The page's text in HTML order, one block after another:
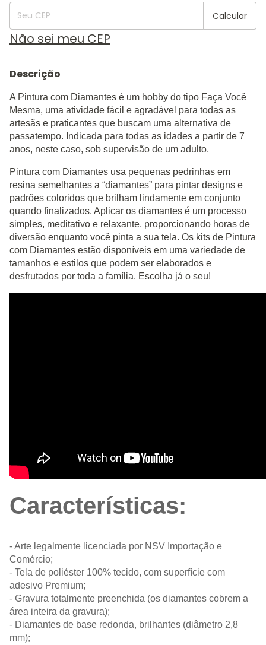
Calcular
Não sei meu CEP
Descrição
A Pintura com Diamantes é um hobby do tipo Faça Você
Mesma, uma atividade fácil e agradável para todas as
artesãs e praticantes que buscam uma alternativa de
passatempo. Indicada para todas as idades a partir de 7
anos, neste caso, sob supervisão de um adulto.
Pintura com Diamantes usa pequenas pedrinhas em
resina semelhantes a “diamantes” para pintar designs e
padrões coloridos que brilham lindamente em conjunto
quando finalizados. Aplicar os diamantes é um processo
simples, meditativo e relaxante, proporcionando horas de
diversão enquanto você pinta a sua tela. Os kits de Pintura
com Diamantes estão disponíveis em uma variedade de
tamanhos e estilos que podem ser elaborados e
desfrutados por toda a família. Escolha já o seu!
Características:
- Arte legalmente licenciada por NSV Importação e
Comércio;
- Tela de poliéster 100% tecido, com superfície com
adesivo Premium;
- Gravura totalmente preenchida (os diamantes cobrem a
área inteira da gravura);
- Diamantes de base redonda, brilhantes (diâmetro 2,8
mm);